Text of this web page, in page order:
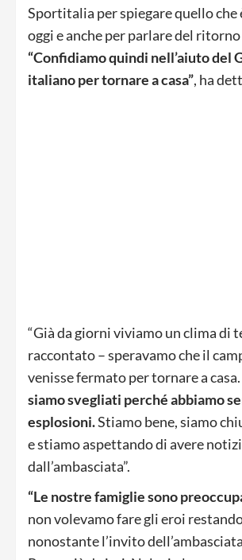
Sportitalia per spiegare quello che
oggi e anche per parlare del
“Confidiamo quindi nell’aiuto del
italiano per tornare a casa”, ha
“Già da giorni viviamo un clima di
raccontato – speravamo che il
venisse fermato per tornare a casa.
siamo svegliati perché abbiamo
esplosioni.Stiamo bene, siamo
e stiamo aspettando di avere
dall’ambasciata”.
“Le nostre famiglie sono
non volevamo fare gli eroi
nonostante l’invito